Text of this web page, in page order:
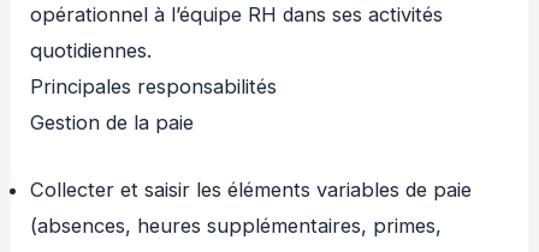
opérationnel à l’équipe RH dans ses activités
quotidiennes.
Principales responsabilités
Gestion de la paie
Collecter et saisir les éléments variables de paie
(absences, heures supplémentaires, primes,